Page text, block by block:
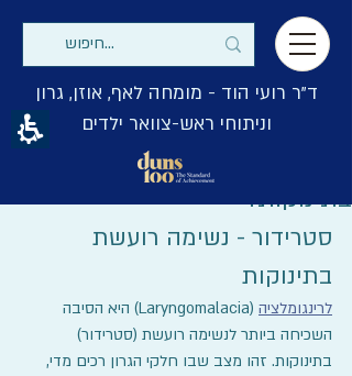
ד"ר רועי הוד - מומחה לאף, אוזן, גרון
וניתוחי ראש-צוואר ילדים
כיצד להתמודד עם נשימה רועשת
בתינוקות?
סטרידור - נשימה רועשת
בתינוקות
לרינגומלציה
(Laryngomalacia) היא הסיבה
השכיחה ביותר לנשימה רועשת (סטרידור)
בתינוקות. זהו מצב שבו חלקי הגרון רכים מדי,